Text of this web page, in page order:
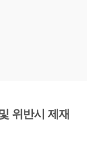
위반시 제재